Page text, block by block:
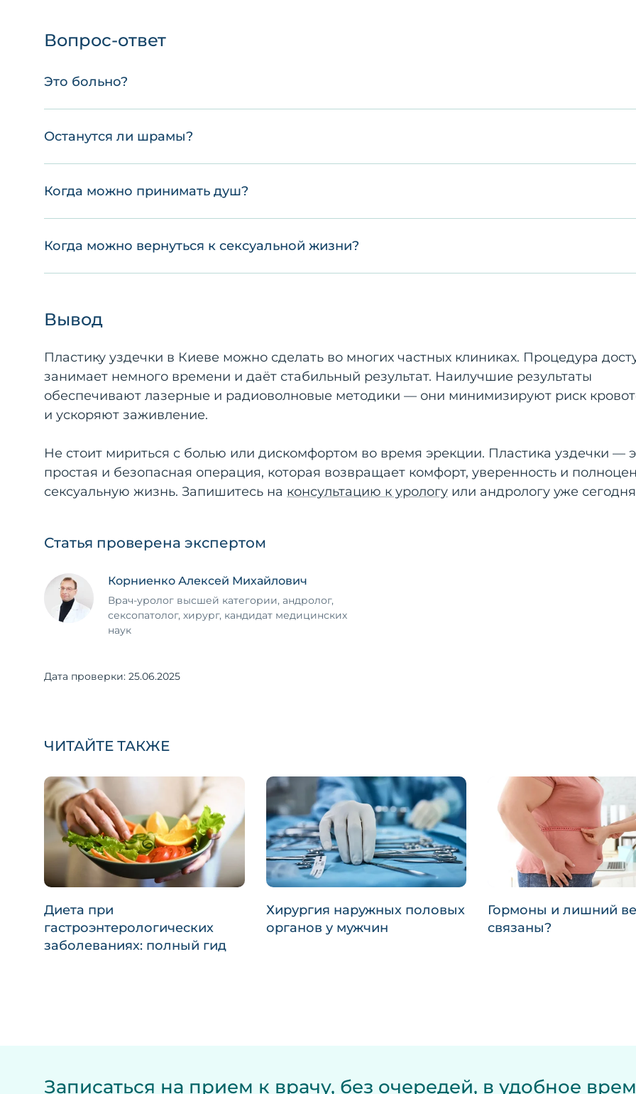
Вопрос-ответ
Это больно?
Останутся ли шрамы?
Когда можно принимать душ?
Когда можно вернуться к сексуальной жизни?
Вывод
Пластику уздечки в Киеве можно сделать во многих частных клиниках. Процедура
занимает немного времени и даёт стабильный результат. Наилучшие результаты
обеспечивают лазерные и радиоволновые методики — они минимизируют риск
и ускоряют заживление.
Не стоит мириться с болью или дискомфортом во время эрекции. Пластика уздечки —
простая и безопасная операция, которая возвращает комфорт, уверенность и
сексуальную жизнь. Запишитесь на консультацию к урологу или андрологу уже
Статья проверена экспертом
Корниенко Алексей Михайлович
Врач-уролог высшей категории, андролог,
сексопатолог, хирург, кандидат медицинских
наук
Дата проверки: 25.06.2025
ЧИТАЙТЕ ТАКЖЕ
Диета при
гастроэнтерологических
заболеваниях: полный гид
Хирургия наружных половых
органов у мужчин
Гормоны и лишний
связаны?
Записаться на прием к врачу, без очередей, в удобное